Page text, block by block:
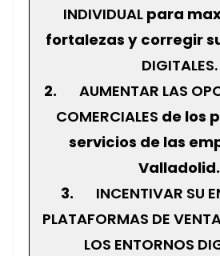
INDIVIDUAL para
fortalezas y corregir
DIGITALES.
2. AUMENTAR LAS
COMERCIALES de los
servicios de las
Valladolid.
3. INCENTIVAR SU
PLATAFORMAS DE
LOS ENTORNOS